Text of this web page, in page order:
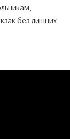
без лишних